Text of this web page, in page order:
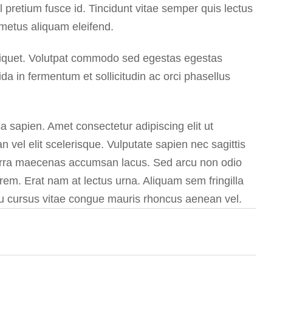
fusce id. Tincidunt vitae semper quis lectus
aliquam eleifend.
Volutpat commodo sed egestas egestas
in fermentum et sollicitudin ac orci phasellus
sapien. Amet consectetur adipiscing elit ut
vel elit scelerisque. Vulputate sapien nec sagittis
maecenas accumsan lacus. Sed arcu non odio
Erat nam at lectus urna. Aliquam sem fringilla
cursus vitae congue mauris rhoncus aenean vel.